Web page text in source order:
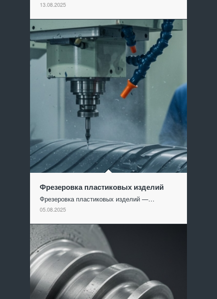
13.08.2025
Фрезеровка пластиковых изделий
Фрезеровка пластиковых изделий —…
05.08.2025